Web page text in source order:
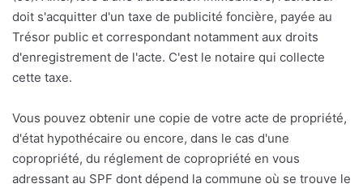
doit s'acquitter d'un taxe de publicité foncière, payée au
Trésor public et correspondant notamment aux droits
d'enregistrement de l'acte. C'est le notaire qui collecte
cette taxe.
Vous pouvez obtenir une copie de votre acte de propriété,
d'état hypothécaire ou encore, dans le cas d'une
copropriété, du réglement de copropriété en vous
adressant au SPF dont dépend la commune où se trouve le